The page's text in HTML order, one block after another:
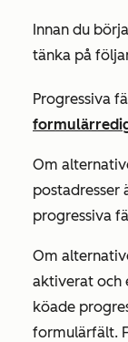
Innan du
tänka på
Progressiva
Om
postadresser
progressiva
Om
aktiverat och
köade
formulärfält.